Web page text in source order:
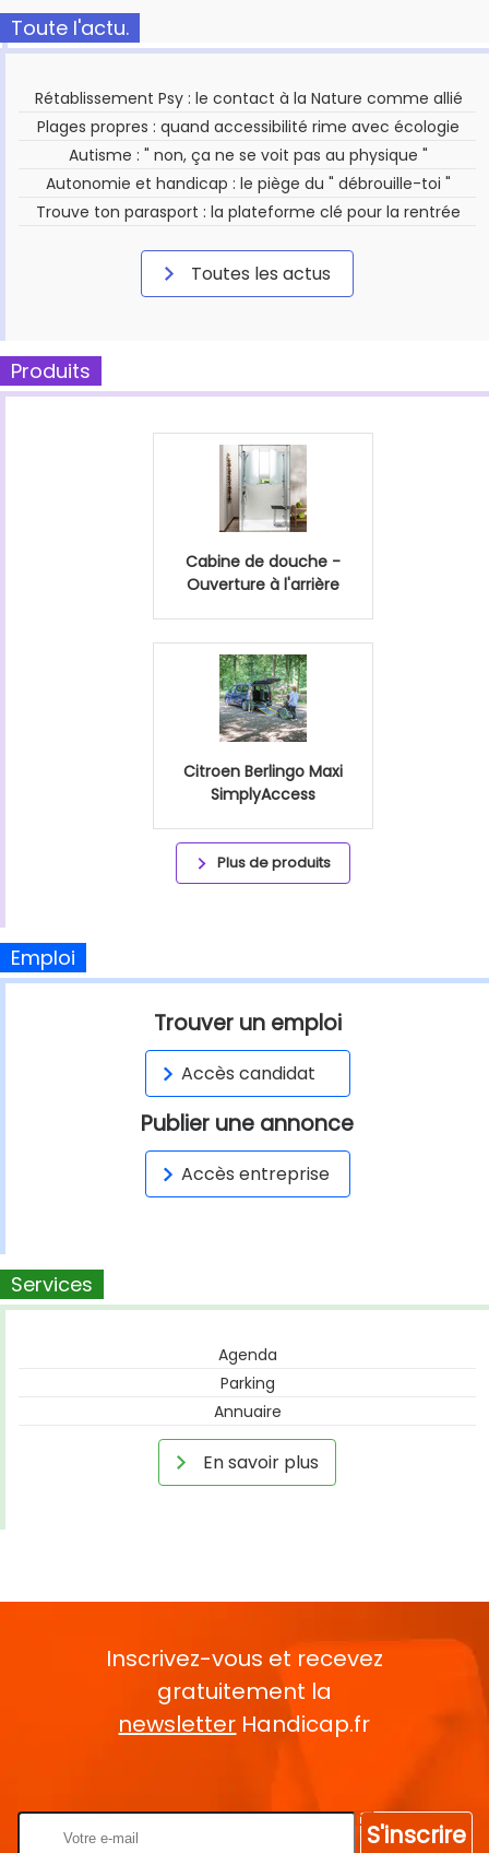
Toute l'actu.
Rétablissement Psy : le contact à la Nature comme allié
Plages propres : quand accessibilité rime avec écologie
Autisme : " non, ça ne se voit pas au physique "
Autonomie et handicap : le piège du " débrouille-toi "
Trouve ton parasport : la plateforme clé pour la rentrée
Toutes les actus
Produits
Cabine de douche -
Ouverture à l'arrière
Citroen Berlingo Maxi
SimplyAccess
Plus de produits
Emploi
Trouver un emploi
Accès candidat
Publier une annonce
Accès entreprise
Services
Agenda
Parking
Annuaire
En savoir plus
Inscrivez-vous et recevez
gratuitement la
newsletter Handicap.fr
S'inscrire